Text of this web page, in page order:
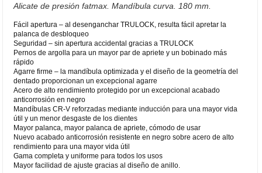
Alicate de presión fatmax. Mandíbula curva. 180 mm.
Fácil apertura – al desenganchar TRULOCK, resulta fácil apretar la
palanca de desbloqueo
Seguridad – sin apertura accidental gracias a TRULOCK
Pernos de argolla para un mayor par de apriete y un bobinado más
rápido
Agarre firme – la mandíbula optimizada y el diseño de la geometría del
dentado proporcionan un excepcional agarre
Acero de alto rendimiento protegido por un excepcional acabado
anticorrosión en negro
Mandíbulas CR-V reforzadas mediante inducción para una mayor vida
útil y un menor desgaste de los dientes
Mayor palanca, mayor palanca de apriete, cómodo de usar
Nuevo acabado anticorrosión resistente en negro sobre acero de alto
rendimiento para una mayor vida útil
Gama completa y uniforme para todos los usos
Mayor facilidad de ajuste gracias al diseño de anillo.